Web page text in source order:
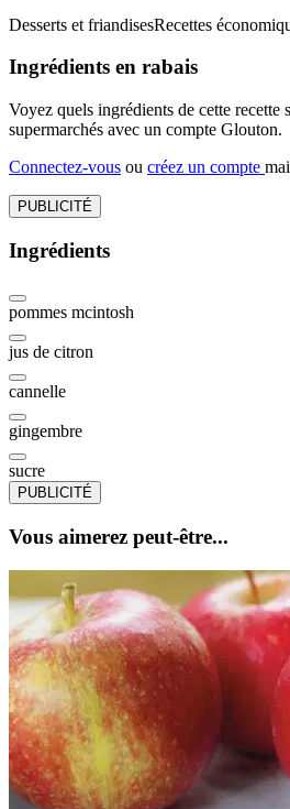
Desserts et friandisesRecettes
Ingrédients en rabais
Voyez quels ingrédients de cette recette
supermarchés avec un compte Glouton.
Connectez-vous ou créez un compte
PUBLICITÉ
Ingrédients
pommes mcintosh
jus de citron
cannelle
gingembre
sucre
PUBLICITÉ
Vous aimerez peut-être...